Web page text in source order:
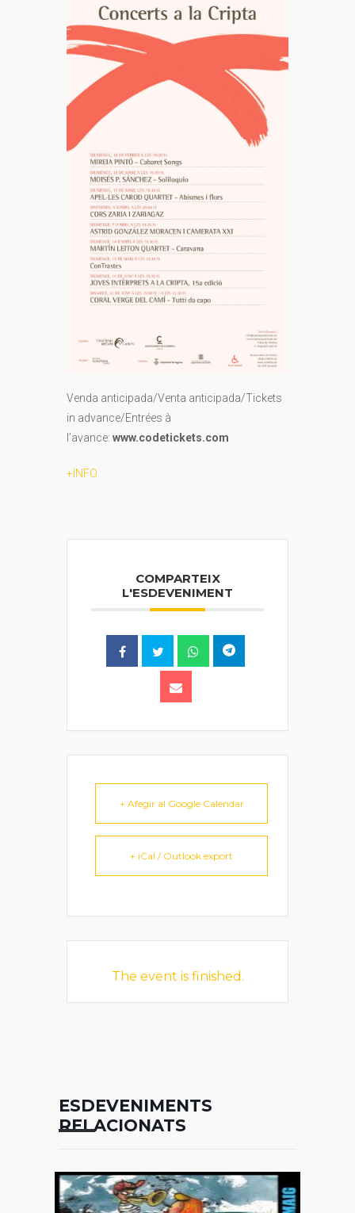
Venda anticipada/Venta anticipada/Tickets
in advance/Entrées à
l’avance: www.codetickets.com
+INFO
COMPARTEIX
L'ESDEVENIMENT
+ Afegir al Google Calendar
+ iCal / Outlook export
The event is finished.
ESDEVENIMENTS
RELACIONATS